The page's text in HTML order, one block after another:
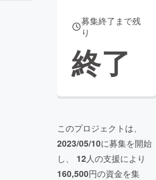
募集終了まで残
り
終了
このプロジェクトは、
2023/05/10に募集を開始
し、 12人の支援により
160,500円の資金を集